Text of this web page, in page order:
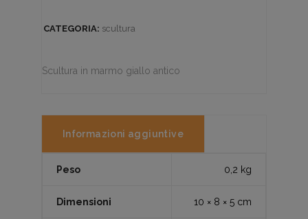
CATEGORIA: scultura
Scultura in marmo giallo antico
Informazioni aggiuntive
Peso 0,2 kg
Dimensioni 10 × 8 × 5 cm